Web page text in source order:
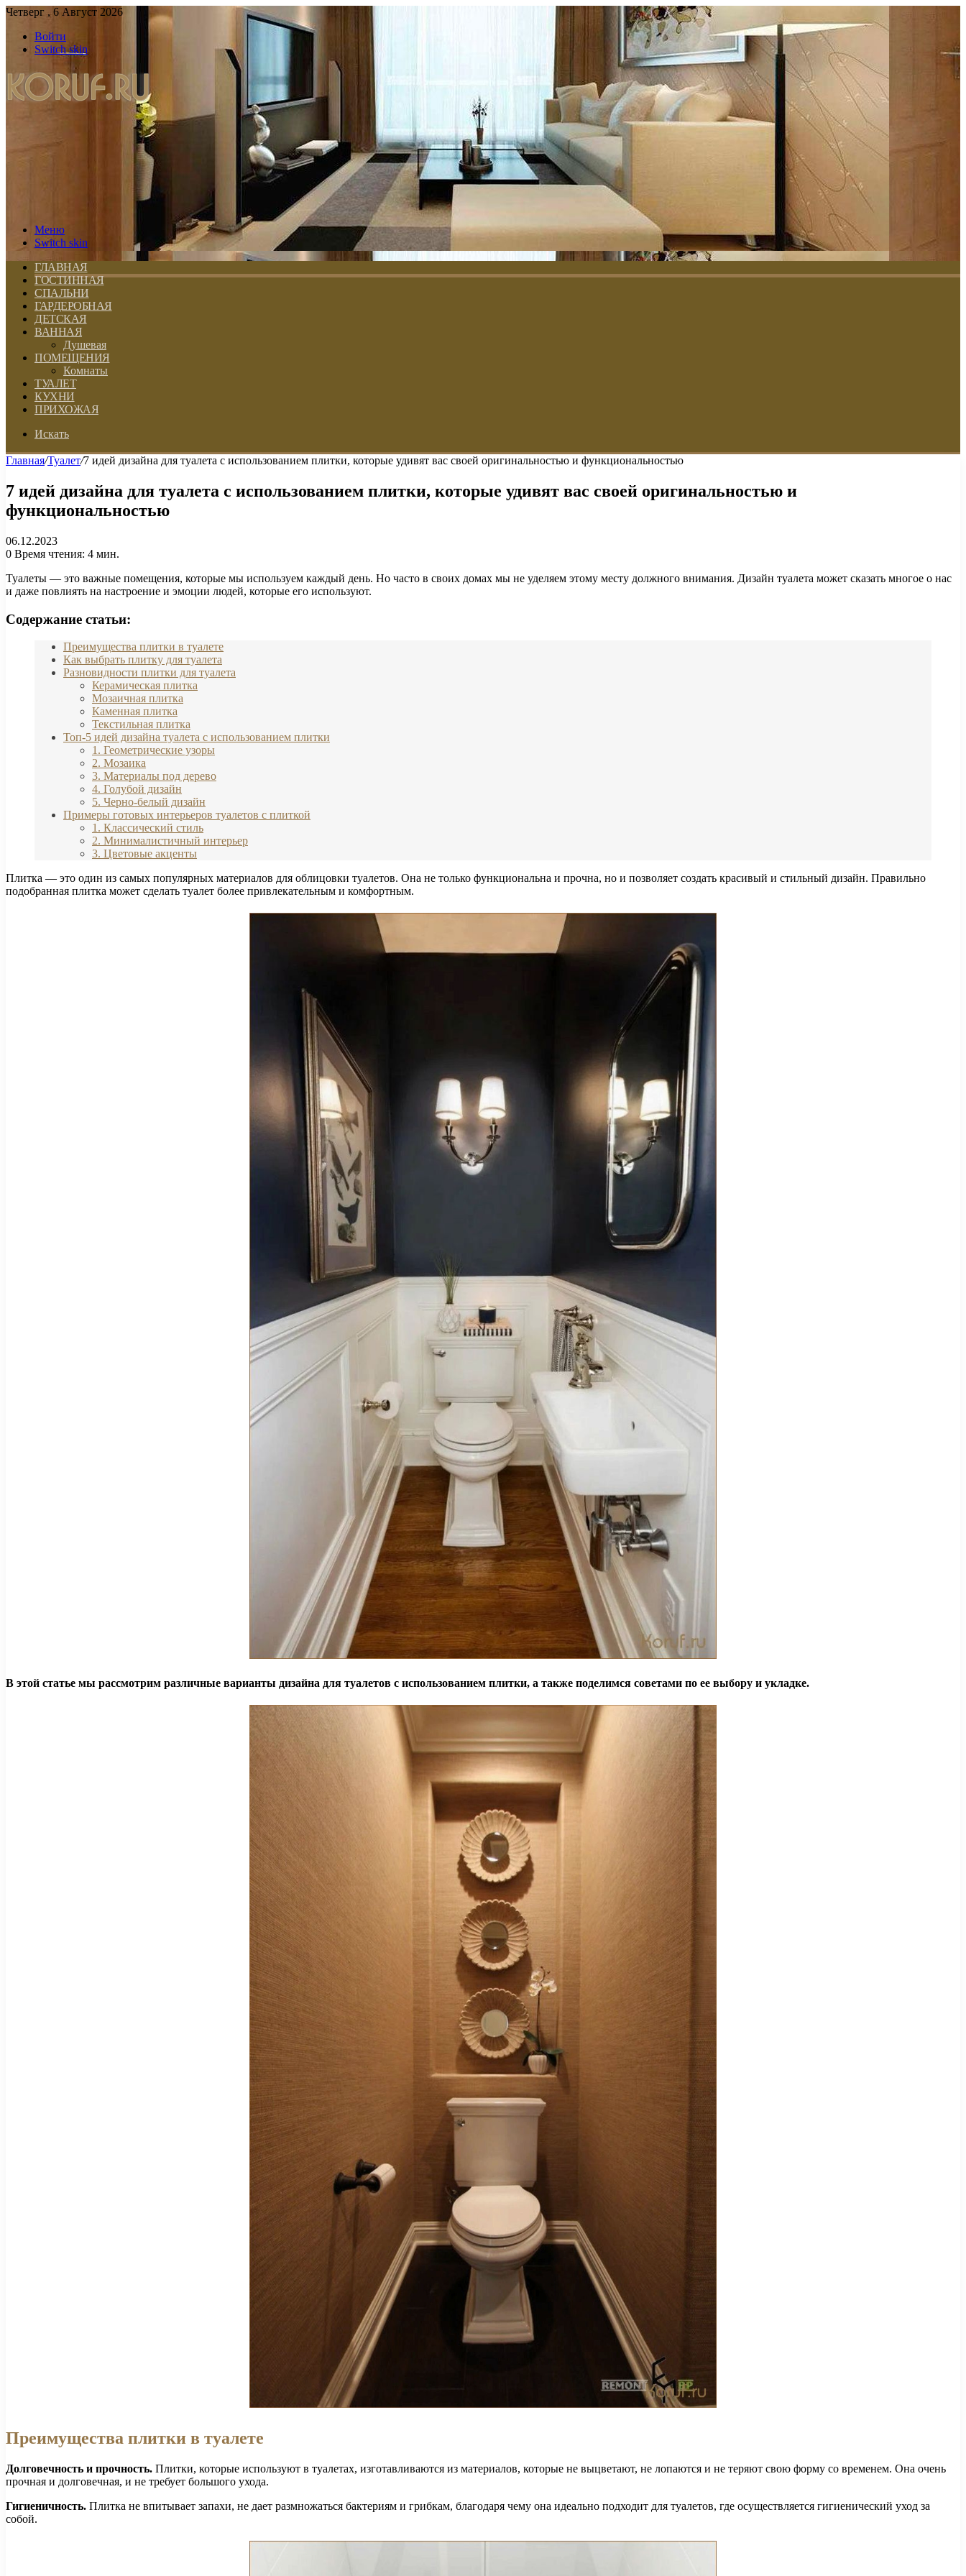
Четверг , 6 Август 2026
Войти
Switch skin
Меню
Switch skin
ГЛАВНАЯ
ГОСТИННАЯ
СПАЛЬНИ
ГАРДЕРОБНАЯ
ДЕТСКАЯ
ВАННАЯ
Душевая
ПОМЕЩЕНИЯ
Комнаты
ТУАЛЕТ
КУХНИ
ПРИХОЖАЯ
Искать
Главная/Туалет/7 идей дизайна для туалета с использованием плитки, которые удивят вас своей оригинальностью и функциональностью
7 идей дизайна для туалета с использованием плитки, которые удивят вас своей оригинальностью и
функциональностью
06.12.2023
0 Время чтения: 4 мин.
Туалеты — это важные помещения, которые мы используем каждый день. Но часто в своих домах мы не уделяем этому месту должного внимания. Дизайн туалета может сказать многое о нас
и даже повлиять на настроение и эмоции людей, которые его используют.
Содержание статьи:
Преимущества плитки в туалете
Как выбрать плитку для туалета
Разновидности плитки для туалета
Керамическая плитка
Мозаичная плитка
Каменная плитка
Текстильная плитка
Топ-5 идей дизайна туалета с использованием плитки
1. Геометрические узоры
2. Мозаика
3. Материалы под дерево
4. Голубой дизайн
5. Черно-белый дизайн
Примеры готовых интерьеров туалетов с плиткой
1. Классический стиль
2. Минималистичный интерьер
3. Цветовые акценты
Плитка — это один из самых популярных материалов для облицовки туалетов. Она не только функциональна и прочна, но и позволяет создать красивый и стильный дизайн. Правильно
подобранная плитка может сделать туалет более привлекательным и комфортным.
В этой статье мы рассмотрим различные варианты дизайна для туалетов с использованием плитки, а также поделимся советами по ее выбору и укладке.
Преимущества плитки в туалете
Долговечность и прочность. Плитки, которые используют в туалетах, изготавливаются из материалов, которые не выцветают, не лопаются и не теряют свою форму со временем. Она очень
прочная и долговечная, и не требует большого ухода.
Гигиеничность. Плитка не впитывает запахи, не дает размножаться бактериям и грибкам, благодаря чему она идеально подходит для туалетов, где осуществляется гигиенический уход за
собой.